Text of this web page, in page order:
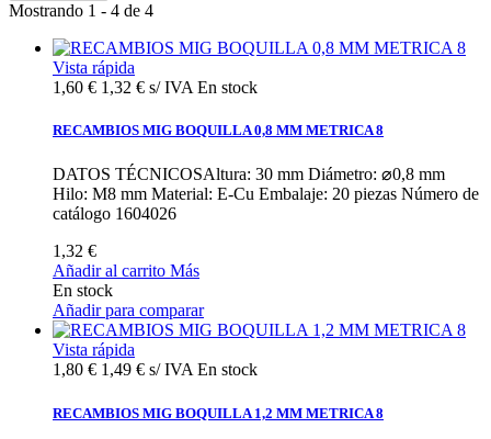
Mostrando 1 - 4 de 4
Vista rápida
1,60 € 1,32 € s/ IVA En stock
RECAMBIOS MIG BOQUILLA 0,8 MM METRICA 8
DATOS TÉCNICOSAltura: 30 mm Diámetro: ⌀0,8 mm
Hilo: M8 mm Material: E-Cu Embalaje: 20 piezas Número de
catálogo 1604026
1,32 €
Añadir al carrito Más
En stock
Añadir para comparar
Vista rápida
1,80 € 1,49 € s/ IVA En stock
RECAMBIOS MIG BOQUILLA 1,2 MM METRICA 8